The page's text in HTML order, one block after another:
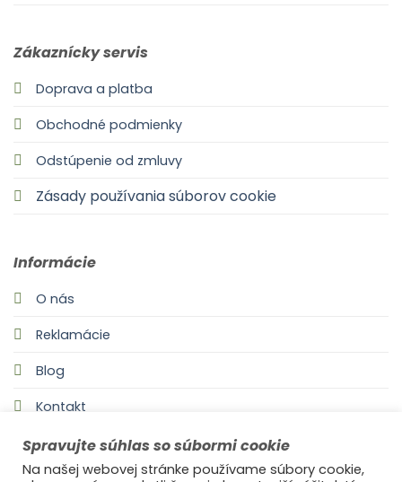
Zákaznícky servis
Doprava a platba
Obchodné podmienky
Odstúpenie od zmluvy
Zásady používania súborov cookie
Informácie
O nás
Reklamácie
Blog
Kontakt
Spravujte súhlas so súbormi cookie
Na našej webovej stránke používame súbory cookie,